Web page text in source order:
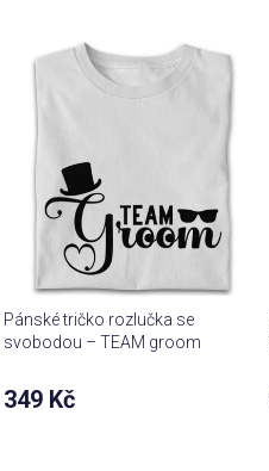
Pánské tričko rozlučka se
svobodou – TEAM groom
349 Kč